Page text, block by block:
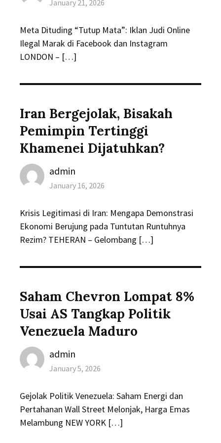
Posted
January 21, 2026
Meta Dituding “Tutup Mata”: Iklan Judi Online
Ilegal Marak di Facebook dan Instagram
LONDON – […]
Iran Bergejolak, Bisakah
Pemimpin Tertinggi
Khamenei Dijatuhkan?
Author
admin
Posted
January 16, 2026
Krisis Legitimasi di Iran: Mengapa Demonstrasi
Ekonomi Berujung pada Tuntutan Runtuhnya
Rezim? TEHERAN – Gelombang […]
Saham Chevron Lompat 8%
Usai AS Tangkap Politik
Venezuela Maduro
Author
admin
Posted
January 5, 2026
Gejolak Politik Venezuela: Saham Energi dan
Pertahanan Wall Street Melonjak, Harga Emas
Melambung NEW YORK […]